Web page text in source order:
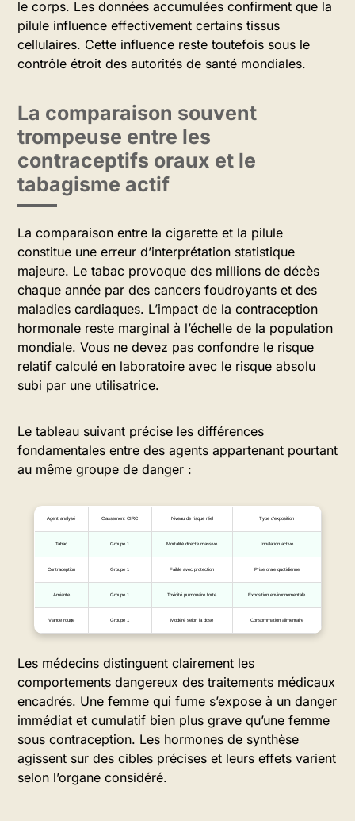
le corps. Les données accumulées confirment que la
pilule influence effectivement certains tissus
cellulaires. Cette influence reste toutefois sous le
contrôle étroit des autorités de santé mondiales.
La comparaison souvent
trompeuse entre les
contraceptifs oraux et le
tabagisme actif
La comparaison entre la cigarette et la pilule
constitue une erreur d’interprétation statistique
majeure. Le tabac provoque des millions de décès
chaque année par des cancers foudroyants et des
maladies cardiaques. L’impact de la contraception
hormonale reste marginal à l’échelle de la population
mondiale. Vous ne devez pas confondre le risque
relatif calculé en laboratoire avec le risque absolu
subi par une utilisatrice.
Le tableau suivant précise les différences
fondamentales entre des agents appartenant pourtant
au même groupe de danger :
Agent analysé Classement CIRC Niveau de risque réel Type d’exposition
Tabac Groupe 1 Mortalité directe massive Inhalation active
Contraception Groupe 1 Faible avec protection Prise orale quotidienne
Amiante Groupe 1 Toxicité pulmonaire forte Exposition environnementale
Viande rouge Groupe 1 Modéré selon la dose Consommation alimentaire
Les médecins distinguent clairement les
comportements dangereux des traitements médicaux
encadrés. Une femme qui fume s’expose à un danger
immédiat et cumulatif bien plus grave qu’une femme
sous contraception. Les hormones de synthèse
agissent sur des cibles précises et leurs effets varient
selon l’organe considéré.